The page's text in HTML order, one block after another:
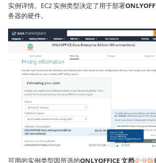
实例详情。EC2 实例类型决定了用于部署
务器的硬件。
可用的实例类型因所选的ONLYOFFICE 文档企业版